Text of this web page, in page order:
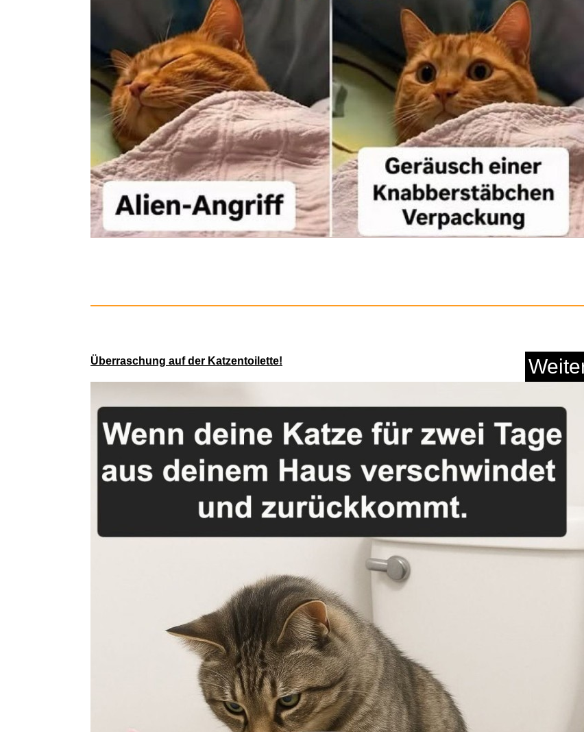
Studio Supernova - It's a Wond...
Anzeige
Dio - Patch Aufnäher - Ho...
Anzeige
IPhone Ladekabel 2Pack 1M+2M
U...
Anzeige
Überraschung auf der Katzentoilette!